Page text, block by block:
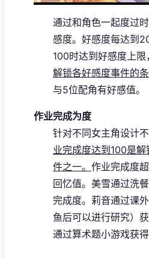
通过和角色一起度过
感度。 好感度每达到
100时达到好感度上限，
解锁各好感度事件的条
与5位配角有好感值。
作业完成为度
针对不同女主角设计
业完成度达到100是
件之一。 作业完成度
回忆值。 美雪通过洗
完成度。 莉音通过课
鱼后可以进行研究）
通过算术题小游戏获得